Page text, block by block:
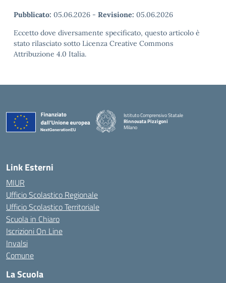
Pubblicato: 05.06.2026 - Revisione: 05.06.2026
Eccetto dove diversamente specificato, questo articolo è
stato rilasciato sotto Licenza Creative Commons
Attribuzione 4.0 Italia.
Istituto Comprensivo Statale
Rinnovata Pizzigoni
Milano
Link Esterni
MIUR
Ufficio Scolastico Regionale
Ufficio Scolastico Territoriale
Scuola in Chiaro
Iscrizioni On Line
Invalsi
Comune
La Scuola